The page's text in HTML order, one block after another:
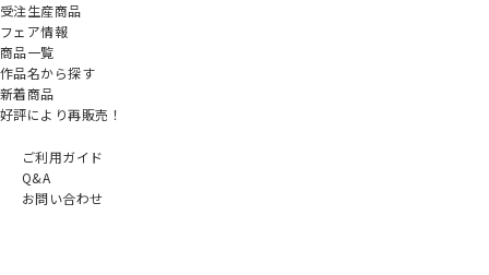
受注生産商品
フェア情報
商品一覧
作品名から探す
新着商品
好評により再販売！
ご利用ガイド
Q&A
お問い合わせ